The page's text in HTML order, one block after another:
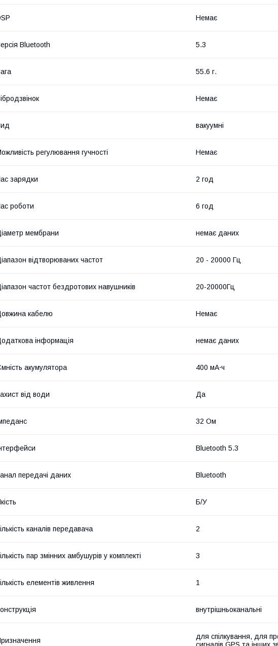
Немає
Bluetooth 5.3
55.6 г.
Немає
вакуумні
регулювання гучності Немає
зарядки 2 год
роботи 6 год
мембрани немає даних
відтворюваних частот 20 - 20000 Гц
частот бездротових навушників 20-20000Гц
кабелю Немає
інформація немає даних
акумулятора 400 мА⋅ч
від води Да
32 Ом
Bluetooth 5.3
передачі даних Bluetooth
Б/У
каналів передавача 2
пар змінних амбушурів у комплекті 3
елементів живлення 1
внутрішньоканальні
для спілкування, для